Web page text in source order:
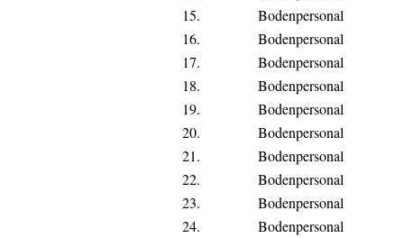
15.
Bodenpersonal
16.
Bodenpersonal
17.
Bodenpersonal
18.
Bodenpersonal
19.
Bodenpersonal
20.
Bodenpersonal
21.
Bodenpersonal
22.
Bodenpersonal
23.
Bodenpersonal
24.
Bodenpersonal